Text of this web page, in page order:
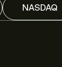
NASDAQ
financeiros
2 analistas